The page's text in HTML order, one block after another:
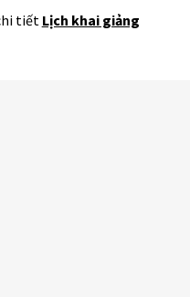
tiết Lịch khai giảng